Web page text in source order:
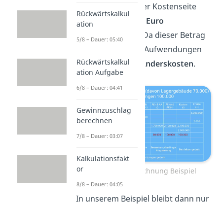
so notieren. Auf der Kostenseite
haben wir
100.000 Euro
Abschreibungen
. Da dieser Betrag
sich nicht mit den Aufwendungen
deckt, haben wir
Anderskosten.
Abgrenzungsrechnung Beispiel
In unserem Beispiel bleibt dann nur
Rückwärtskalkul
ation
5/8 – Dauer: 05:40
Rückwärtskalkul
ation Aufgabe
6/8 – Dauer: 04:41
Gewinnzuschlag
berechnen
7/8 – Dauer: 03:07
Kalkulationsfakt
or
8/8 – Dauer: 04:05